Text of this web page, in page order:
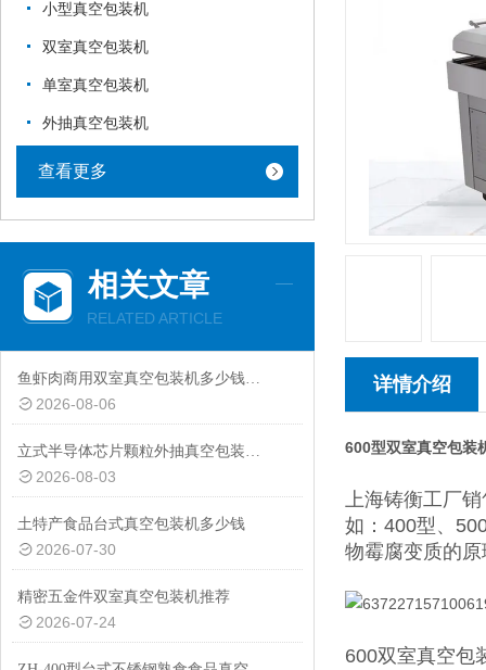
小型真空包装机
双室真空包装机
单室真空包装机
外抽真空包装机
查看更多
相关文章
RELATED ARTICLE
鱼虾肉商用双室真空包装机多少钱一台
2026-08-06
立式半导体芯片颗粒外抽真空包装机厂家
2026-08-03
土特产食品台式真空包装机多少钱
2026-07-30
精密五金件双室真空包装机推荐
2026-07-24
详情介绍
600型双室真空包装
上海铸衡工厂
如：400型、
物霉腐变质的
600双室真空包